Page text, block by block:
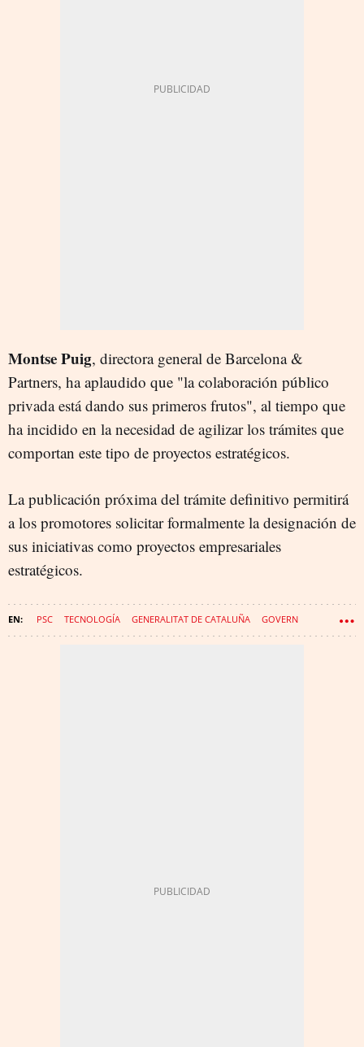
Montse Puig, directora general de Barcelona &
Partners, ha aplaudido que "la colaboración público
privada está dando sus primeros frutos", al tiempo que
ha incidido en la necesidad de agilizar los trámites que
comportan este tipo de proyectos estratégicos.
La publicación próxima del trámite definitivo permitirá
a los promotores solicitar formalmente la designación de
sus iniciativas como proyectos empresariales
estratégicos.
PSC TECNOLOGÍA GENERALITAT DE CATALUÑA GOVERN